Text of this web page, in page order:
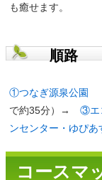
も癒せます。
順路
①つなぎ源泉公園
で約35分）→ ③エ
ンセンター・ゆぴあ
コースマ